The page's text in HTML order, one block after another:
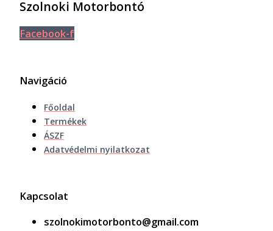
Szolnoki Motorbontó
Facebook-f
Navigáció
Főoldal
Termékek
ÁSZF
Adatvédelmi nyilatkozat
Kapcsolat
szolnokimotorbonto@gmail.com